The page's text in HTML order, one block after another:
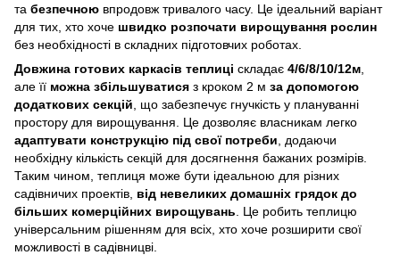
та безпечною впродовж тривалого часу. Це ідеальний варіант
для тих, хто хоче швидко розпочати вирощування рослин
без необхідності в складних підготовчих роботах.
Довжина готових каркасів теплиці складає 4/6/8/10/12м
але її можна збільшуватися з кроком 2 м за допомогою
додаткових секцій , що забезпечує гнучкість у плануванні
простору для вирощування. Це дозволяє власникам легко
адаптувати конструкцію під свої потреби , додаючи
необхідну кількість секцій для досягнення бажаних розмірів.
Таким чином, теплиця може бути ідеальною для різних
садівничих проектів, від невеликих домашніх грядок до
більших комерційних вирощувань . Це робить теплицю
універсальним рішенням для всіх, хто хоче розширити свої
можливості в садівницві.